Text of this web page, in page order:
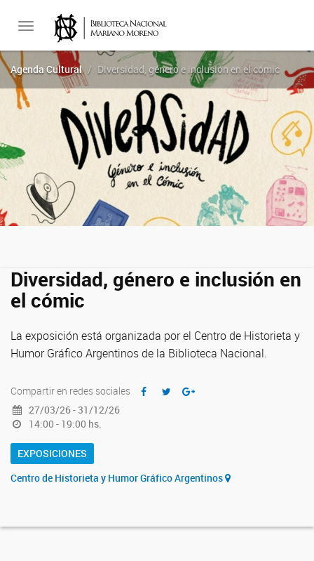
Toggle
navigation
Agenda Cultural Diversidad, género e inclusión en el cómic
Diversidad, género e inclusión en
el cómic
La exposición está organizada por el Centro de Historieta y
Humor Gráfico Argentinos de la Biblioteca Nacional.
Compartir en redes sociales
27/03/26 - 31/12/26
14:00 - 19:00 hs.
EXPOSICIONES
Centro de Historieta y Humor Gráfico Argentinos